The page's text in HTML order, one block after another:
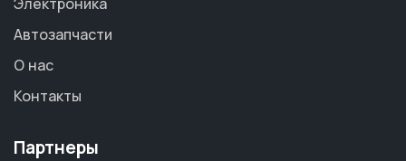
Автозапчасти
О нас
Контакты
Партнеры